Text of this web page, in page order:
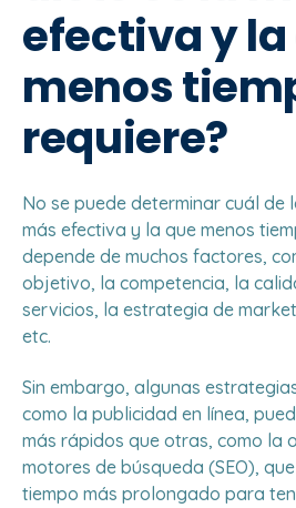
efectiva y la
menos
requiere?
No se puede determinar cuál de
más efectiva y la que menos
depende de muchos factores,
objetivo, la competencia, la
servicios, la estrategia de
etc.
Sin embargo, algunas
como la publicidad en línea,
más rápidos que otras, como la
motores de búsqueda (SEO),
tiempo más prolongado para